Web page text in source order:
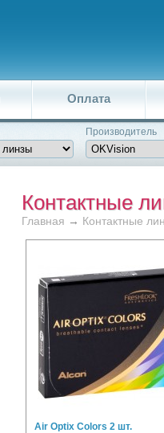
Оплата
Производитель
Контактные
Главная → Контактные
Air Optix Colors 2 шт.